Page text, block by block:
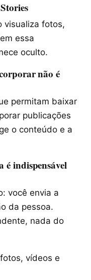
visualiza fotos,
essa
oculto.
não é
permitam baixar
publicações
o conteúdo e a
é indispensável
você envia a
da pessoa.
nada do
vídeos e